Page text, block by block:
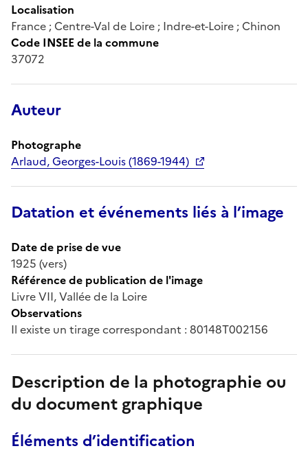
Localisation
France ; Centre-Val de Loire ; Indre-et-Loire ; Chinon
Code INSEE de la commune
37072
Auteur
Photographe
Arlaud, Georges-Louis (1869-1944)
Datation et événements liés à l’image
Date de prise de vue
1925 (vers)
Référence de publication de l'image
Livre VII, Vallée de la Loire
Observations
Il existe un tirage correspondant : 80148T002156
Description de la photographie ou
du document graphique
Éléments d’identification